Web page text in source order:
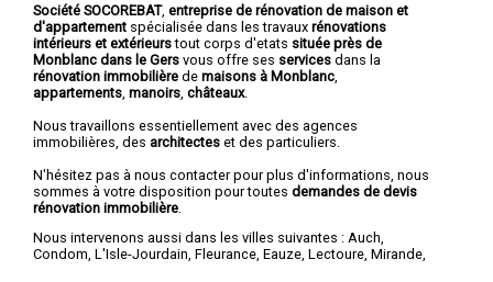
Société SOCOREBAT, entreprise de rénovation de maison et
d'appartement spécialisée dans les travaux rénovations
intérieurs et extérieurstout corps d'etats située près de
Monblanc dans le Gers vous offre ses services dans la
rénovation immobilière de maisons à Monblanc
appartements manoirs châteaux.
Nous travaillons essentiellement avec des agences
immobilières, des architectes et des particuliers.
N'hésitez pas à nous contacter pour plus d'informations, nous
sommes à votre disposition pour toutes demandes de devis
rénovation immobilière
Nous intervenons aussi dans les villes suivantes : Auch,
Condom, L'Isle-Jourdain, Fleurance, Eauze, Lectoure, Mirande,